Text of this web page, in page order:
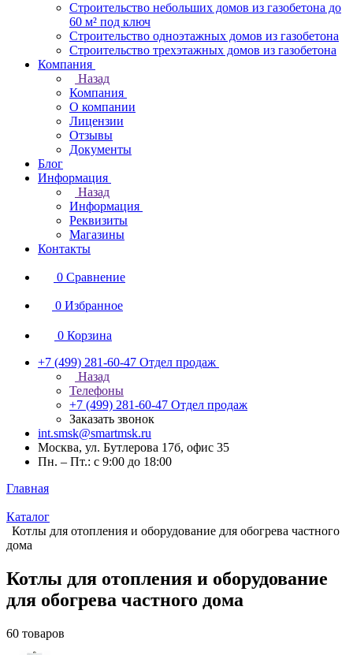
Строительство небольших домов из газобетона до
60 м² под ключ
Строительство одноэтажных домов из газобетона
Строительство трехэтажных домов из газобетона
Компания
Назад
Компания
О компании
Лицензии
Отзывы
Документы
Блог
Информация
Назад
Информация
Реквизиты
Магазины
Контакты
0 Сравнение
0 Избранное
0 Корзина
+7 (499) 281-60-47 Отдел продаж
Назад
Телефоны
+7 (499) 281-60-47 Отдел продаж
Заказать звонок
int.smsk@smartmsk.ru
Москва, ул. Бутлерова 17б, офис 35
Пн. – Пт.: с 9:00 до 18:00
Главная
Каталог
Котлы для отопления и оборудование для обогрева частного
дома
Котлы для отопления и оборудование
для обогрева частного дома
60 товаров